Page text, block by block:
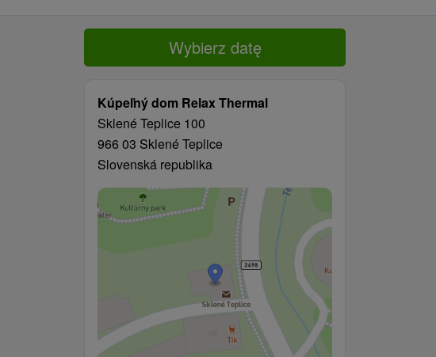
Wybierz datę
Kúpeľný dom Relax Thermal
Sklené Teplice 100
966 03 Sklené Teplice
Slovenská republika